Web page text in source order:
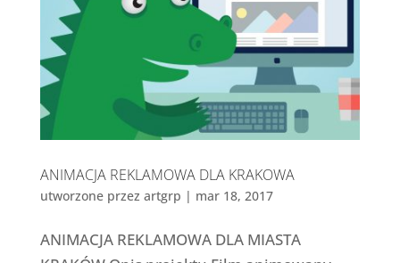
ANIMACJA REKLAMOWA DLA KRAKOWA
utworzone przez artgrp | mar 18, 2017
ANIMACJA REKLAMOWA DLA MIASTA